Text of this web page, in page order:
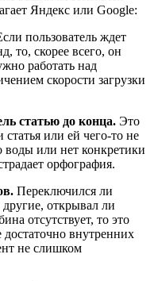
Яндекс или Google:
пользователь ждет
то, скорее всего, он
работать над
скорости загрузки
статью до конца. Это
или ей чего-то не
или нет конкретики
орфография.
Переключился ли
другие, открывал ли
отсутствует, то это
достаточно внутренних
не слишком